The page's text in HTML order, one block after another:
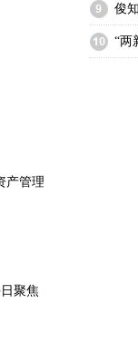
管理产品“Alpha BTC”
聚焦